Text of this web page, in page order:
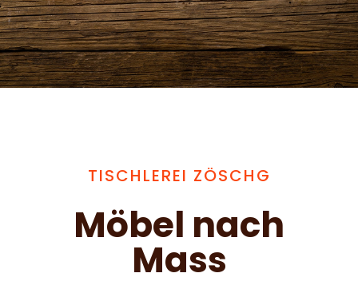
TISCHLEREI ZÖSCHG
Möbel nach
Mass